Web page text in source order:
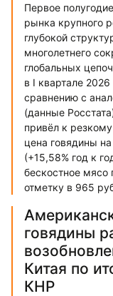
Первое
рынка крупного
глубокой
многолетнего
глобальных
в I квартале
сравнению с
(данные
привёл к
цена говядины
(+15,58% год к
бескостное мясо
отметку в 965
говядины
Китая по
КНР